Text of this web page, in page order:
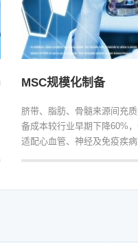
MSC规模化制备
脐带、脂肪、骨髓来源间充
备成本较行业早期下降60%
适配心血管、神经及免疫疾病